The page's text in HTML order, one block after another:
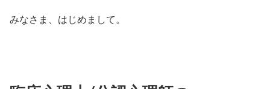
みなさま、はじめまして。